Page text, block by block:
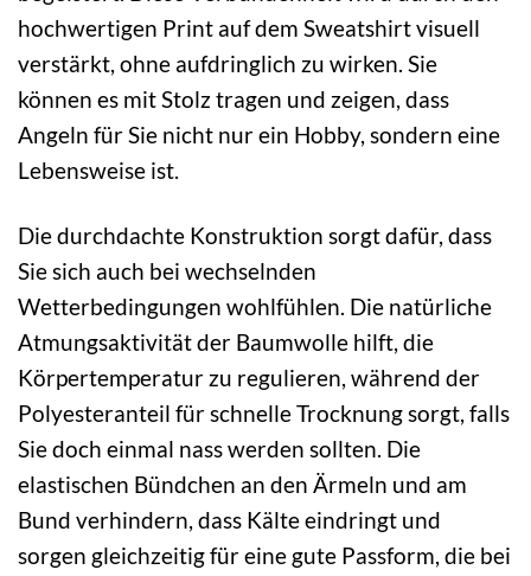
hochwertigen Print auf dem Sweatshirt visuell
verstärkt, ohne aufdringlich zu wirken. Sie
können es mit Stolz tragen und zeigen, dass
Angeln für Sie nicht nur ein Hobby, sondern eine
Lebensweise ist.
Die durchdachte Konstruktion sorgt dafür, dass
Sie sich auch bei wechselnden
Wetterbedingungen wohlfühlen. Die natürliche
Atmungsaktivität der Baumwolle hilft, die
Körpertemperatur zu regulieren, während der
Polyesteranteil für schnelle Trocknung sorgt, falls
Sie doch einmal nass werden sollten. Die
elastischen Bündchen an den Ärmeln und am
Bund verhindern, dass Kälte eindringt und
sorgen gleichzeitig für eine gute Passform, die bei